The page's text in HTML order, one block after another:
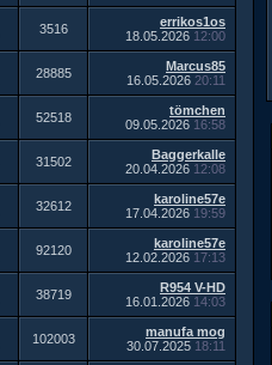
3516
errikos1os
18.05.2026 12:00
28885
Marcus85
16.05.2026 20:11
52518
tömchen
09.05.2026 16:58
31502
Baggerkalle
20.04.2026 12:08
32612
karoline57e
17.04.2026 19:59
92120
karoline57e
12.02.2026 17:13
38719
R954 V-HD
16.01.2026 14:03
102003
manufa mog
30.07.2025 18:11